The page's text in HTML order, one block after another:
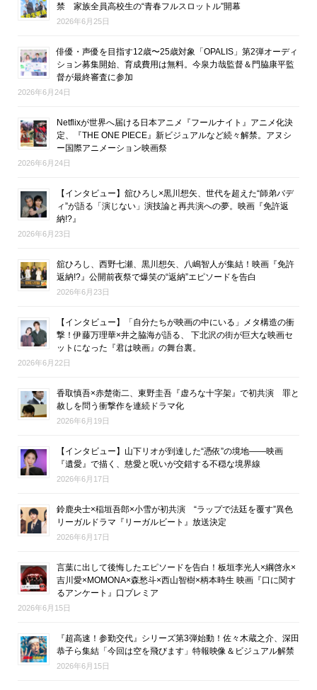
禁 家族全員高校生の“青春フルスロットル”開幕
2026年6月25日
俳優・声優を目指す12歳〜25歳対象「OPALIS」第2弾オーディ
ション募集開始、育成費用は無料。今泉力哉監督＆門脇康平監
督が最終審査に参加
2026年6月24日
Netflixが世界へ届ける日本アニメ『フールナイト』アニメ化決
定、『THE ONE PIECE』新ビジュアルなど続々解禁。アヌシ
ー国際アニメーション映画祭
2026年6月24日
【インタビュー】舘ひろし×黒川想矢、世代を超えた“師弟バデ
ィ”が語る「演じない」演技論と再共演への夢。映画『免許返
納!?』
2026年6月23日
舘ひろし、西野七瀬、黒川想矢、八嶋智人が集結！映画『免許
返納!?』公開前夜祭で爆笑の“返納”エピソードを告白
2026年6月23日
【インタビュー】「自分たちが映画の中にいる」メタ構造の衝
撃！伊藤万理華×井之脇海が語る、 下北沢の街が巨大な映画セ
ットになった『君は映画』の舞台裏。
2026年6月22日
香取慎吾×赤楚衛二、東野圭吾『虚ろな十字架』で初共演 罪と
赦しを問う衝撃作を連続ドラマ化
2026年6月19日
【インタビュー】山下リオが到達した“憑依”の境地――映画
『遺愛』で描く、慈愛と呪いが交錯する不穏な境界線
2026年6月17日
鈴鹿央士×稲垣吾郎×小雪が初共演 “ラップで法廷を覆す”異色
リーガルドラマ『リーガルビート』放送決定
2026年6月17日
言葉に出して後悔したエピソードを告白！板垣李光人×綱啓永×
吉川愛×MOMONA×森愁斗×西山智樹×柄本時生 映画『口に関す
るアンケート』口プレミア
2026年6月15日
『超高速！参勤交代』シリーズ第3弾始動！佐々木蔵之介、深田
恭子ら集結「今回は空を飛びます」特報映像＆ビジュアル解禁
2026年6月15日